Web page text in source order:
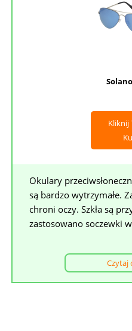
Kliknij
Okulary
są bardzo wytrzymałe.
chroni oczy. Szkła są
zastosowano soczewki
Czytaj